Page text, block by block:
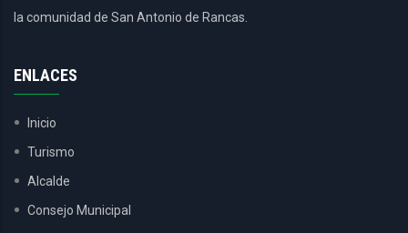
la comunidad de San Antonio de Rancas.
ENLACES
Inicio
Turismo
Alcalde
Consejo Municipal